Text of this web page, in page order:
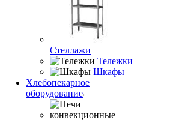
Стеллажи
Тележки
Шкафы
Хлебопекарное
оборудование